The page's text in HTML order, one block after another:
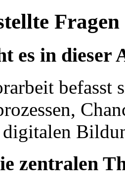
Fragen
es in dieser
befasst
digitalen
zentralen